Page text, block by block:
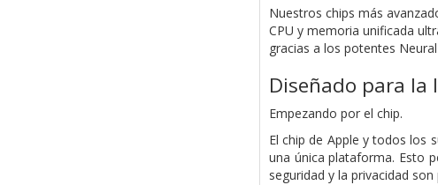
Nuestros chips más
CPU y memoria unificada
gracias a los potentes
Diseñado para la
Empezando por el chip.
El chip de Apple y todos los
una única plataforma. Esto
seguridad y la privacidad